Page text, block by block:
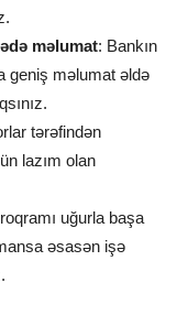
məlumat: Bankın
geniş məlumat əldə
tərəfindən
lazım olan
uğurla başa
əsasən işə